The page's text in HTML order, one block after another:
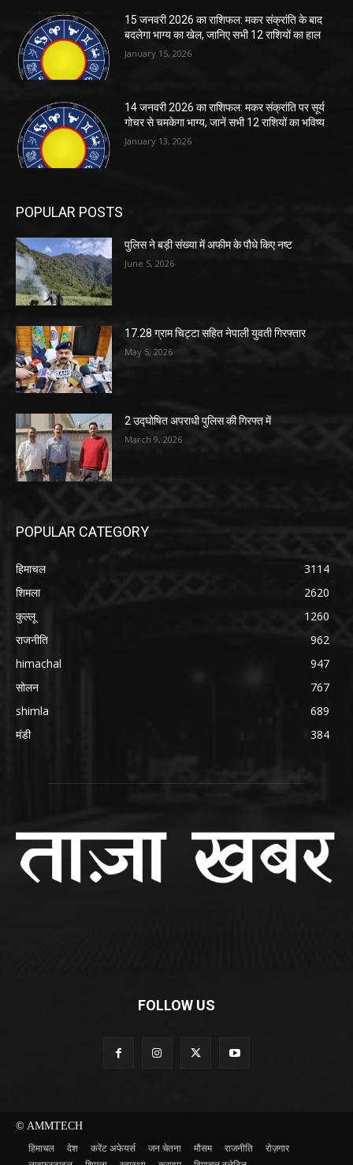
15 जनवरी 2026 का राशिफल: मकर संक्रांति के बाद
बदलेगा भाग्य का खेल, जानिए सभी 12 राशियों का हाल
January 15, 2026
14 जनवरी 2026 का राशिफल: मकर संक्रांति पर सूर्य
गोचर से चमकेगा भाग्य, जानें सभी 12 राशियों का भविष्य
January 13, 2026
POPULAR POSTS
पुलिस ने बड़ी संख्या में अफीम के पौधे किए नष्ट
June 5, 2026
17.28 ग्राम चिट्टा सहित नेपाली युवती गिरफ्तार
May 5, 2026
2 उद्घोषित अपराधी पुलिस की गिरफ्त में
March 9, 2026
POPULAR CATEGORY
हिमाचल
3114
शिमला
2620
कुल्लू
1260
राजनीति
962
himachal
947
सोलन
767
shimla
689
मंडी
384
FOLLOW US
© AMMTECH
हिमाचल देश करेंट अफेयर्स जन चेतना मौसम राजनीति
रोज़गार